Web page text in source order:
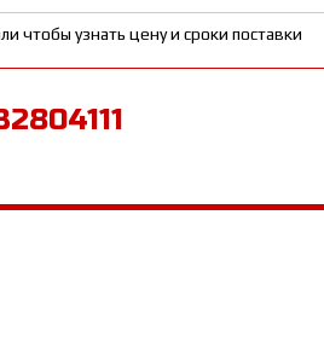
чтобы узнать цену и сроки поставки